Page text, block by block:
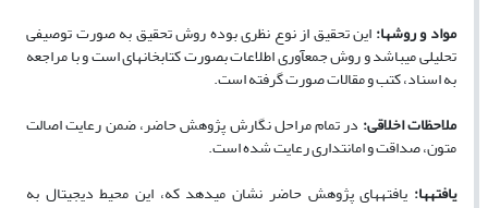
مواد و روش­ها:این تحقیق از نوع نظری بوده ‌روش تحقیق به صورت توصیفی
تحلیلی می‏باشد و روش جمع‏آوری اطلاعات بصورت کتابخانه‏ای است و با مراجعه
به اسناد، کتب و مقالات صورت گرفته است.
ملاحظات اخلاقی: در تمام مراحل نگارش پژوهش حاضر، ضمن رعایت اصالت
متون، صداقت و امانت­داری رعایت شده است.
یافته­ها: یافته­های پژوهش حاضر نشان می­دهد که، این محیط دیجیتال به